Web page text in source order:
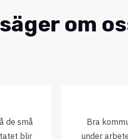
om
de små
blir
Bra
under